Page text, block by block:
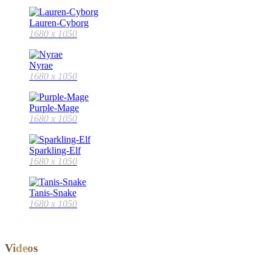
Lauren-Cyborg
1680 x 1050
Nyrae
1680 x 1050
Purple-Mage
1680 x 1050
Sparkling-Elf
1680 x 1050
Tanis-Snake
1680 x 1050
Videos